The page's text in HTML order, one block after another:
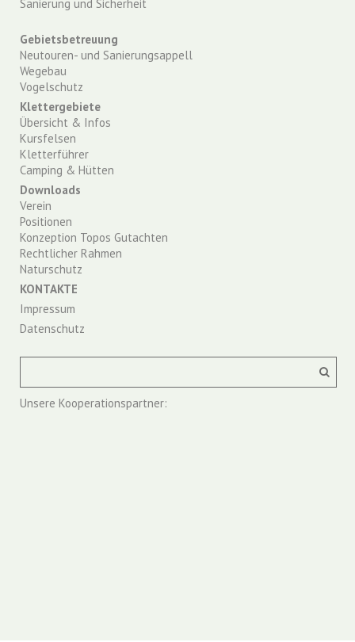
Sanierung und Sicherheit
Gebietsbetreuung
Neutouren- und Sanierungsappell
Wegebau
Vogelschutz
Klettergebiete
Übersicht & Infos
Kursfelsen
Kletterführer
Camping & Hütten
Downloads
Verein
Positionen
Konzeption Topos Gutachten
Rechtlicher Rahmen
Naturschutz
KONTAKTE
Impressum
Datenschutz
Unsere Kooperationspartner: